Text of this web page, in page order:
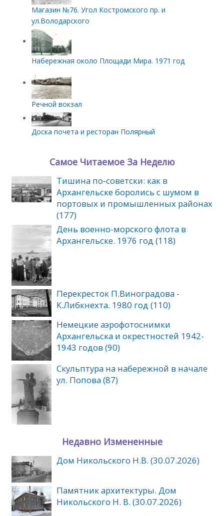
Магазин №76. Угол Костромского пр. и
ул.Володарского
Набережная около Площади Мира. 1971 год
Речной вокзал
Доска почета и ресторан Полярный
Самое Читаемое За Неделю
Тишина по‑советски: как в
Архангельске боролись с шумом в
портовых и промышленных районах
(177)
День военно-морского флота в
Архангельске. 1976 год (118)
Перекресток П.Виноградова -
К.Либкнехта. 1980 год (110)
Немецкие аэрофотоснимки
Архангельска и окрестностей 1942-
1943 годов (90)
Скульптура на набережной в начале
ул. Попова (87)
Недавно Измененные
Дом Никольского Н.В. (30.07.2026)
Памятник архитектуры. Дом
Никольского Н. В. (30.07.2026)